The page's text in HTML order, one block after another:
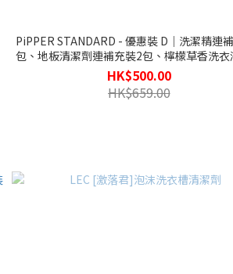
PiPPER STANDARD - 優惠裝 D｜洗潔精連
包、地板清潔劑連補充裝2包、檸檬草香洗衣
充裝2包 (供應商直送)
HK$500.00
HK$659.00